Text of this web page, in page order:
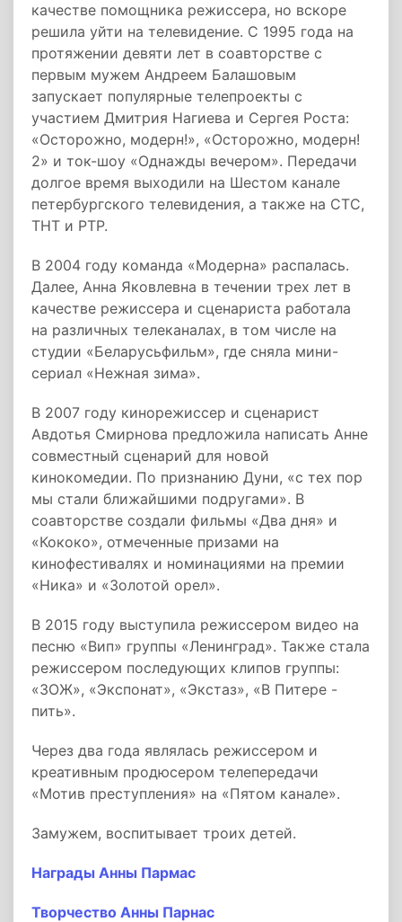
качестве помощника режиссера, но вскоре
решила уйти на телевидение. C 1995 года на
протяжении девяти лет в соавторстве с
первым мужем Андреем Балашовым
запускает популярные телепроекты с
участием Дмитрия Нагиева и Сергея Роста:
«Осторожно, модерн!», «Осторожно, модерн!
2» и ток-шоу «Однажды вечером». Передачи
долгое время выходили на Шестом канале
петербургского телевидения, а также на СТС,
ТНТ и РТР.
В 2004 году команда «Модерна» распалась.
Далее, Анна Яковлевна в течении трех лет в
качестве режиссера и сценариста работала
на различных телеканалах, в том числе на
студии «Беларусьфильм», где сняла мини-
сериал «Нежная зима».
В 2007 году кинорежиссер и сценарист
Авдотья Смирнова предложила написать Анне
совместный сценарий для новой
кинокомедии. По признанию Дуни, «с тех пор
мы стали ближайшими подругами». В
соавторстве создали фильмы «Два дня» и
«Кококо», отмеченные призами на
кинофестивалях и номинациями на премии
«Ника» и «Золотой орел».
В 2015 году выступила режиссером видео на
песню «Вип» группы «Ленинград». Также стала
режиссером последующих клипов группы:
«ЗОЖ», «Экспонат», «Экстаз», «В Питере -
пить».
Через два года являлась режиссером и
креативным продюсером телепередачи
«Мотив преступления» на «Пятом канале».
Замужем, воспитывает троих детей.
Награды Анны Пармас
Творчество Анны Парнас